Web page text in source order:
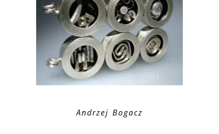
Andrzej Bogacz